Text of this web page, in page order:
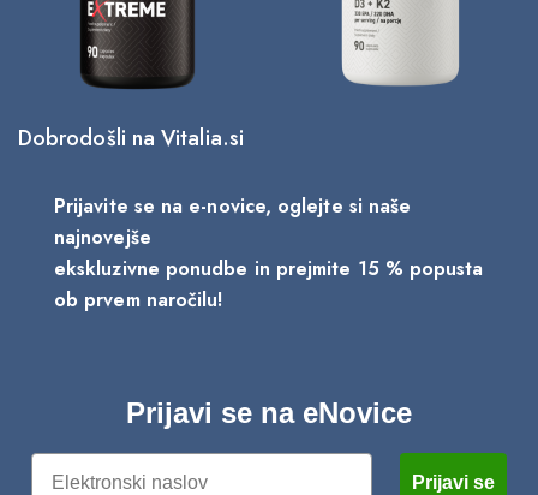
Dobrodošli na Vitalia.si
Prijavite se na e-novice, oglejte si naše
najnovejše
ekskluzivne ponudbe in prejmite 15 % popusta
ob prvem naročilu!
Prijavi se na eNovice
Email
Prijavi se